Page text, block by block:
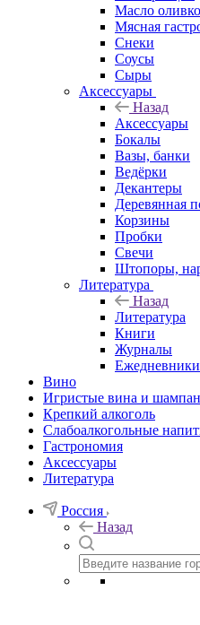
Масло
Мясная
Снеки
Соусы
Сыры
Аксессуары
Назад
Аксессуары
Бокалы
Вазы, банки
Ведёрки
Декантеры
Деревянная
Корзины
Пробки
Свечи
Штопоры,
Литература
Назад
Литература
Книги
Журналы
Ежедневники
Вино
Игристые вина и
Крепкий алкоголь
Слабоалкогольные
Гастрономия
Аксессуары
Литература
Россия
Назад